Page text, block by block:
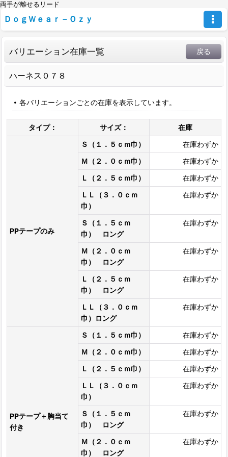
両手が離せるリード
ＤｏｇＷｅａｒ－Ｏｚｙ
バリエーション在庫一覧 戻る
ハーネス０７８
各バリエーションごとの在庫を表示しています。
タイプ： サイズ： 在庫
PPテープのみ
Ｓ（１．５ｃｍ巾）
在庫わずか
Ｍ（２．０ｃｍ巾）
在庫わずか
Ｌ（２．５ｃｍ巾）
在庫わずか
ＬＬ（３．０ｃｍ
巾）
在庫わずか
Ｓ（１．５ｃｍ
巾） ロング
在庫わずか
Ｍ（２．０ｃｍ
巾） ロング
在庫わずか
Ｌ（２．５ｃｍ
巾） ロング
在庫わずか
ＬＬ（３．０ｃｍ
巾）ロング
在庫わずか
PPテープ＋胸当て
付き
Ｓ（１．５ｃｍ巾）
在庫わずか
Ｍ（２．０ｃｍ巾）
在庫わずか
Ｌ（２．５ｃｍ巾）
在庫わずか
ＬＬ（３．０ｃｍ
巾）
在庫わずか
Ｓ（１．５ｃｍ
巾） ロング
在庫わずか
Ｍ（２．０ｃｍ
巾） ロング
在庫わずか